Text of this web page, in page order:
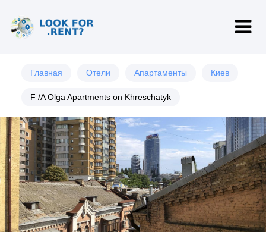
Главная Отели Апартаменты Киев
F /A Olga Apartments on Khreschatyk